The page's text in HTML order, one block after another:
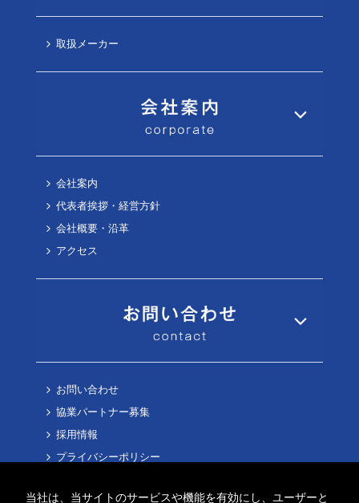
当社は、当サイトのサービスや機能を有効にし、ユーザーと
取扱メーカー
会社案内
代表者挨拶・経営方針
会社概要・沿革
アクセス
お問い合わせ
協業パートナー募集
採用情報
プライバシーポリシー